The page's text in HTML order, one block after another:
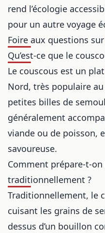
rend l’écologie
pour un autre voyage
Foire aux questions
Qu’est-ce que le
Le couscous est un
Nord, très populaire
petites billes de
généralement
viande ou de poisson,
savoureuse.
Comment prépare-t-on
traditionnellement ?
Traditionnellement, le
cuisant les grains de
dessus d’un bouillon